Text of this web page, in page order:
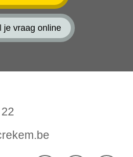
je vraag online